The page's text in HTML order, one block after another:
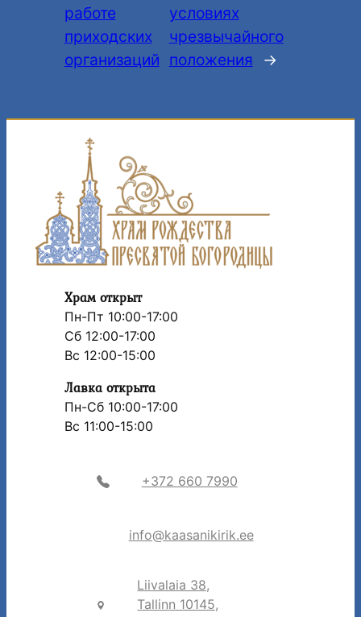
работе
приходских
организаций
условиях
чрезвычайного
положения
→
Храм открыт
Пн-Пт 10:00-17:00
Сб 12:00-17:00
Вс 12:00-15:00
Лавка открыта
Пн-Сб 10:00-17:00
Вс 11:00-15:00
+372 660 7990
info@kaasanikirik.ee
Liivalaia 38,
Tallinn 10145,